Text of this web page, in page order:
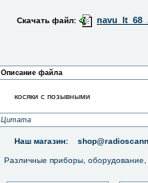
Скачать файл:
Описание файла
косяки с позывными
Цитата
Наш магазин:
Различные приборы,